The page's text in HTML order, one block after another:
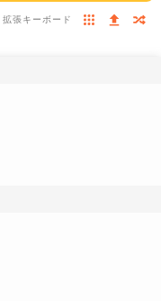
拡張キーボード